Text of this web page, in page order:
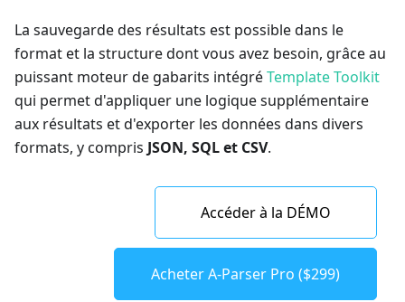
La sauvegarde des résultats est possible dans le
format et la structure dont vous avez besoin, grâce au
puissant moteur de gabarits intégréTemplate Toolkit
qui permet d'appliquer une logique supplémentaire
aux résultats et d'exporter les données dans divers
formats, y compris JSON, SQL et CSV.
Accéder à la DÉMO
Acheter A-Parser Pro ($299)